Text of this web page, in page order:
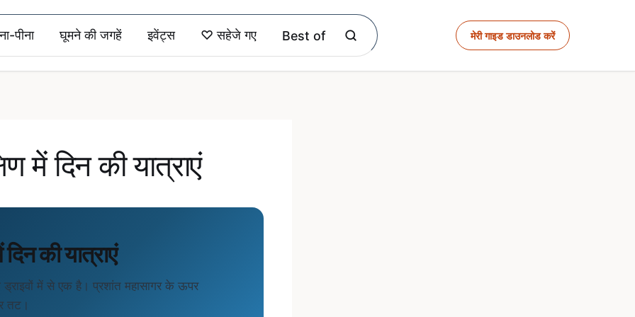
पीना घूमने की जगहें इवेंट्स ♡ सहेजे गए Best of मेरी गाइड डाउनलोड करें
में दिन की यात्राएं
की यात्राएं
में से एक है। प्रशांत महासागर के ऊपर
तट।